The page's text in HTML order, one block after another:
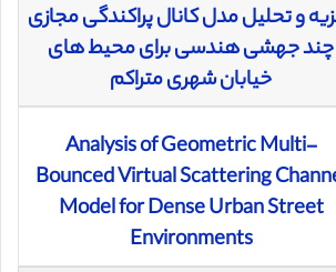
و تحلیل مدل کانال پراکندگی مجازی
چند جهشی هندسی برای محیط های
خیابان شهری متراکم
Analysis of Geometric Multi-
Bounced Virtual Scattering
Model for Dense Urban Street
Environments